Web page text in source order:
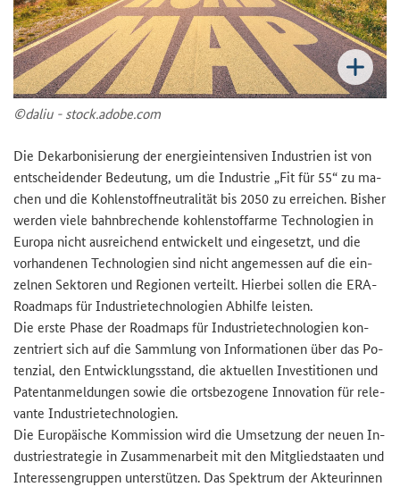
©daliu - stock.adobe.com
Die De­kar­bo­ni­sie­rung der en­er­gie­in­ten­si­ven In­dus­trien ist von
ent­schei­den­der Be­deu­tung, um die In­dus­trie „Fit für 55“ zu ma­
chen und die Koh­len­stoff­neu­tra­li­tät bis 2050 zu er­rei­chen. Bis­her
wer­den viele bahn­bre­chen­de koh­len­stoff­ar­me Tech­no­lo­gien in
Eu­ro­pa nicht aus­rei­chend ent­wi­ckelt und ein­ge­setzt, und die
vor­han­de­nen Tech­no­lo­gien sind nicht an­ge­mes­sen auf die ein­
zel­nen Sek­to­ren und Re­gio­nen ver­teilt. Hier­bei sol­len die ERA-​
Roadmaps für In­dus­trie­tech­no­lo­gien Ab­hil­fe leis­ten.
Die erste Phase der Road­maps für In­dus­trie­tech­no­lo­gien kon­
zen­triert sich auf die Samm­lung von In­for­ma­tio­nen über das Po­
ten­zi­al, den Ent­wick­lungs­stand, die ak­tu­el­len In­ves­ti­tio­nen und
Pa­tent­an­mel­dun­gen sowie die orts­be­zo­ge­ne In­no­va­ti­on für re­le­
van­te In­dus­trie­tech­no­lo­gien.
Die Eu­ro­päi­sche Kom­mis­si­on wird die Um­set­zung der neuen In­
dus­trie­stra­te­gie in Zu­sam­men­ar­beit mit den Mit­glied­staa­ten und
In­ter­es­sen­grup­pen un­ter­stüt­zen. Das Spek­trum der Ak­teu­rin­nen